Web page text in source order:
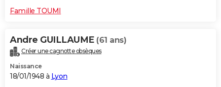
Famille TOUMI
Andre GUILLAUME (61 ans)
Créer une cagnotte obsèques
Naissance
18/01/1948 à Lyon